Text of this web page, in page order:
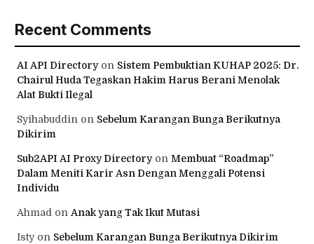
Recent Comments
AI API Directoryon Sistem Pembuktian KUHAP 2025: Dr.
Chairul Huda Tegaskan Hakim Harus Berani Menolak
Alat Bukti Ilegal
Syihabuddin on Sebelum Karangan Bunga Berikutnya
Dikirim
Sub2API AI Proxy Directoryon Membuat “Roadmap”
Dalam Meniti Karir Asn Dengan Menggali Potensi
Individu
Ahmad on Anak yang Tak Ikut Mutasi
Istyon Sebelum Karangan Bunga Berikutnya Dikirim